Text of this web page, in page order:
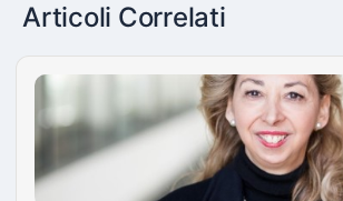
Articoli Correlati